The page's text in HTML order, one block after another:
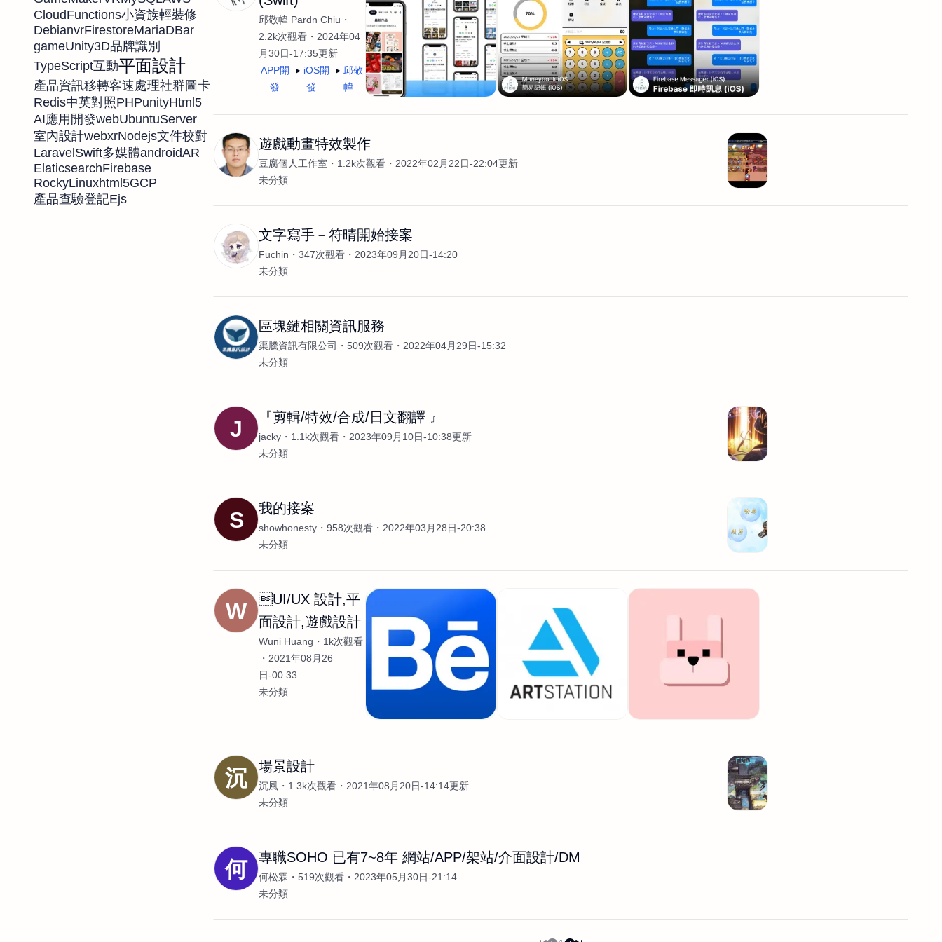
CloudFunctions小資族輕裝修
DebianvrFirestoreMariaDBar
gameUnity3D品牌識別
TypeScript互動平面設計
產品資訊移轉客速處理社群圖卡
Redis中英對照PHPunityHtml5
AI應用開發webUbuntuServer
室內設計webxrNodejs文件校對
LaravelSwift多媒體androidAR
ElaticsearchFirebase
RockyLinuxhtml5GCP
產品查驗登記Ejs
邱敬幃 Pardn Chiu
2.2k次觀看
2024年04
月30日-17:35更新
APP開
發
iOS開
發
邱敬
幃
遊戲動畫特效製作
豆腐個人工作室 1.2k次觀看
2022年02月22日-22:04更新
未分類
文字寫手－符晴開始接案
Fuchin 347次觀看
2023年09月20日-14:20
未分類
區塊鏈相關資訊服務
渠騰資訊有限公司 509次觀看
2022年04月29日-15:32
未分類
J 『剪輯/特效/合成/日文翻譯 』
jacky 1.1k次觀看
2023年09月10日-10:38更新
未分類
S 我的接案
showhonesty 958次觀看
2022年03月28日-20:38
未分類
W
UI/UX 設計,平
面設計,遊戲設計
Wuni Huang
1k次觀看
2021年08月26
日-00:33
未分類
沉 場景設計
沉風 1.3k次觀看
2021年08月20日-14:14更新
未分類
何 專職SOHO 已有7~8年 網站/APP/架站/介面設計/DM
何松霖 519次觀看
2023年05月30日-21:14
未分類